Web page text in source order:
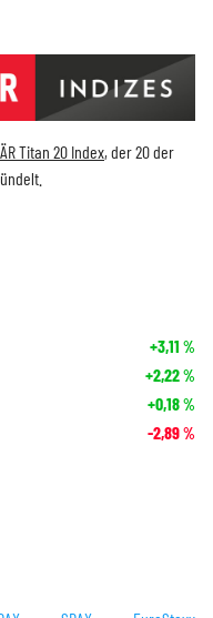
Titan 20 Index, der 20 der
+3,11 %
+2,22%
+0,18%
-2,89%